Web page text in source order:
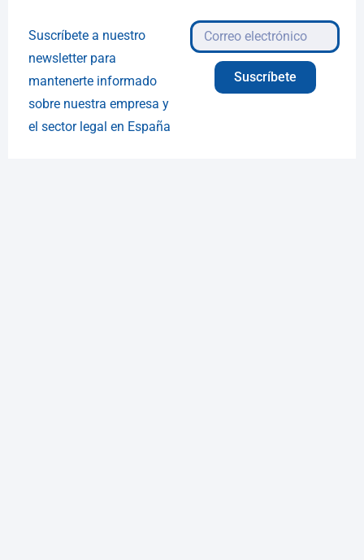
Suscríbete a nuestro
newsletter para
mantenerte informado
sobre nuestra empresa y
el sector legal en España
Suscríbete